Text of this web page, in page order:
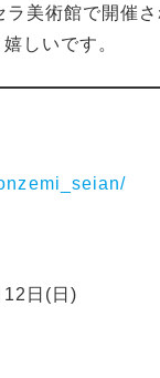
ラ美術館で開催
しいです。
日(日)